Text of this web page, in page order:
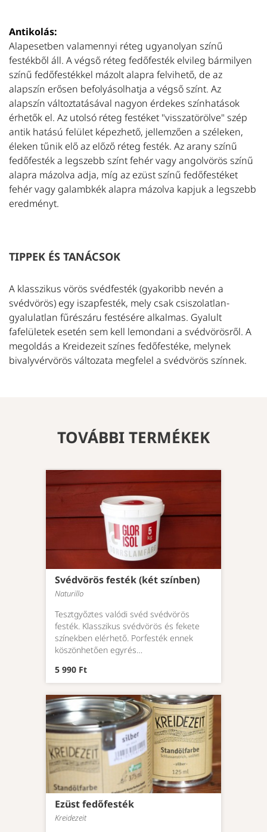
Antikolás:
Alapesetben valamennyi réteg ugyanolyan színű
festékből áll. A végső réteg fedőfesték elvileg bármilyen
színű fedőfestékkel mázolt alapra felvihető, de az
alapszín erősen befolyásolhatja a végső színt. Az
alapszín változtatásával nagyon érdekes színhatások
érhetők el. Az utolsó réteg festéket "visszatörölve" szép
antik hatású felület képezhető, jellemzően a széleken,
éleken tűnik elő az előző réteg festék. Az arany színű
fedőfesték a legszebb színt fehér vagy angolvörös színű
alapra mázolva adja, míg az ezüst színű fedőfestéket
fehér vagy galambkék alapra mázolva kapjuk a legszebb
eredményt.
TIPPEK ÉS TANÁCSOK
A klasszikus vörös svédfesték (gyakoribb nevén a
svédvörös) egy iszapfesték, mely csak csiszolatlan-
gyalulatlan fűrészáru festésére alkalmas. Gyalult
fafelületek esetén sem kell lemondani a svédvörösről. A
megoldás a Kreidezeit színes fedőfestéke, melynek
bivalyvérvörös változata megfelel a svédvörös színnek.
TOVÁBBI TERMÉKEK
Svédvörös festék (két színben)
Naturillo
Tesztgyőztes valódi svéd svédvörös
festék. Klasszikus svédvörös és fekete
színekben elérhető. Porfesték ennek
köszönhetően egyrés…
5 990 Ft
Ezüst fedőfesték
Kreidezeit